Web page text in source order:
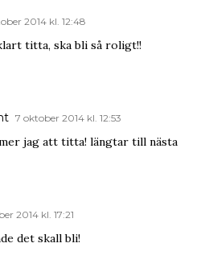
2014 kl. 12:48
titta, ska bli så roligt!!
7 oktober 2014 kl. 12:53
jag att titta! längtar till nästa
2014 kl. 17:21
det skall bli!